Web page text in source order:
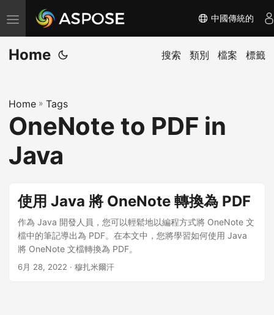
切
换
导
中國傳統的
Home 搜索 類別 檔案 標籤
Home » Tags
OneNote to PDF in
Java
使用 Java 將 OneNote 轉換為 PDF
作為 Java 開發人員，您可以輕鬆地以編程方式將 OneNote 文
檔中的筆記導出為 PDF。在本文中，您將學習如何使用 Java
將 OneNote 文檔轉換為 PDF。
6月 28, 2022 · 穆扎米爾汗